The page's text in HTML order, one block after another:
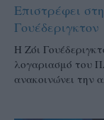
Επιστρέφει
Γουέδεριγκτον
Η Ζόι
λογαριασμό του
ανακοινώνει την